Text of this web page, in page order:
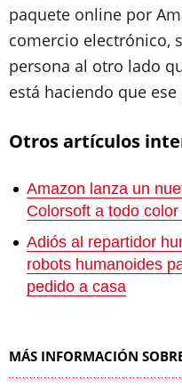
paquete online por
comercio electrónico,
persona al otro lado
está haciendo que
Otros artículos
Amazon lanza un
Colorsoft a todo
Adiós al repartidor
robots humanoides
pedido a casa
MÁS INFORMACIÓN